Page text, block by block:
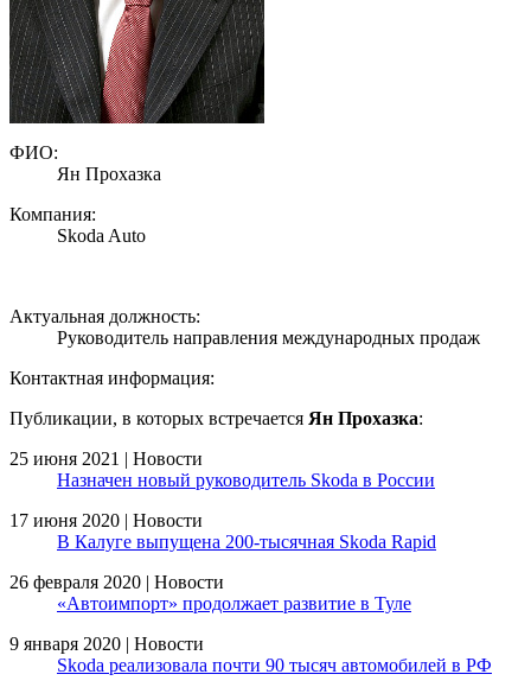
ФИО:
Ян Прохазка
Компания:
Skoda Auto
Актуальная должность:
Руководитель направления международных продаж
Контактная информация:
Публикации, в которых встречается Ян Прохазка:
25 июня 2021 | Новости
Назначен новый руководитель Skoda в России
17 июня 2020 | Новости
В Калуге выпущена 200-тысячная Skoda Rapid
26 февраля 2020 | Новости
«Автоимпорт» продолжает развитие в Туле
9 января 2020 | Новости
Skoda реализовала почти 90 тысяч автомобилей в РФ